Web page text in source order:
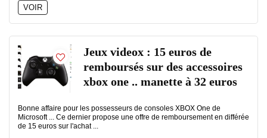
VOIR
Jeux videox : 15 euros de
remboursés sur des accessoires
xbox one .. manette à 32 euros
Bonne affaire pour les possesseurs de consoles XBOX One de
Microsoft ... Ce dernier propose une offre de remboursement en différée
de 15 euros sur l'achat ...